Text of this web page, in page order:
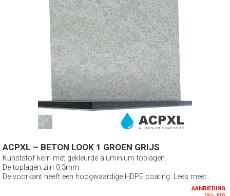
ACPXL – BETON LOOK 1 GROEN GRIJS
Kunststof kern met gekleurde aluminium toplagen.
De toplagen zijn 0,3mm.
De voorkant heeft een hoogwaardige HDPE coating. Lees meer...
AANBIEDING
EXCL. BTW